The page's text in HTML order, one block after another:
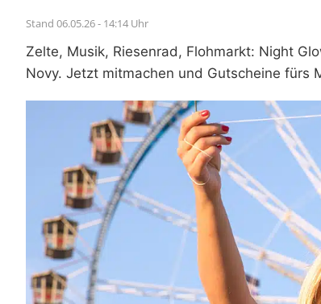
Stand 06.05.26 - 14:14 Uhr
Zelte, Musik, Riesenrad, Flohmarkt: Night
Novy. Jetzt mitmachen und Gutscheine fürs